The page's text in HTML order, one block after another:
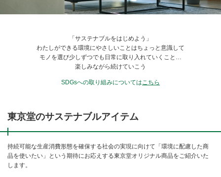
「サステナブルをはじめよう」
わたしができる環境にやさしいことはちょっと意識して
モノを選び少しずつでも日常に取り入れていくこと…
楽しみながら続けていこう
SDGsへの取り組みについてはこちら
東京堂のサステナブルアイテム
持続可能な生産消費形態を確保する社会の実現に向けて「環境に配慮した商
品を使いたい」という期待にお応えする東京堂オリジナル商品をご紹介いた
します。